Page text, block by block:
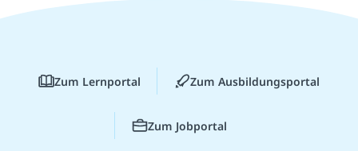
Zum Lernportal Zum Ausbildungsportal
Zum Jobportal